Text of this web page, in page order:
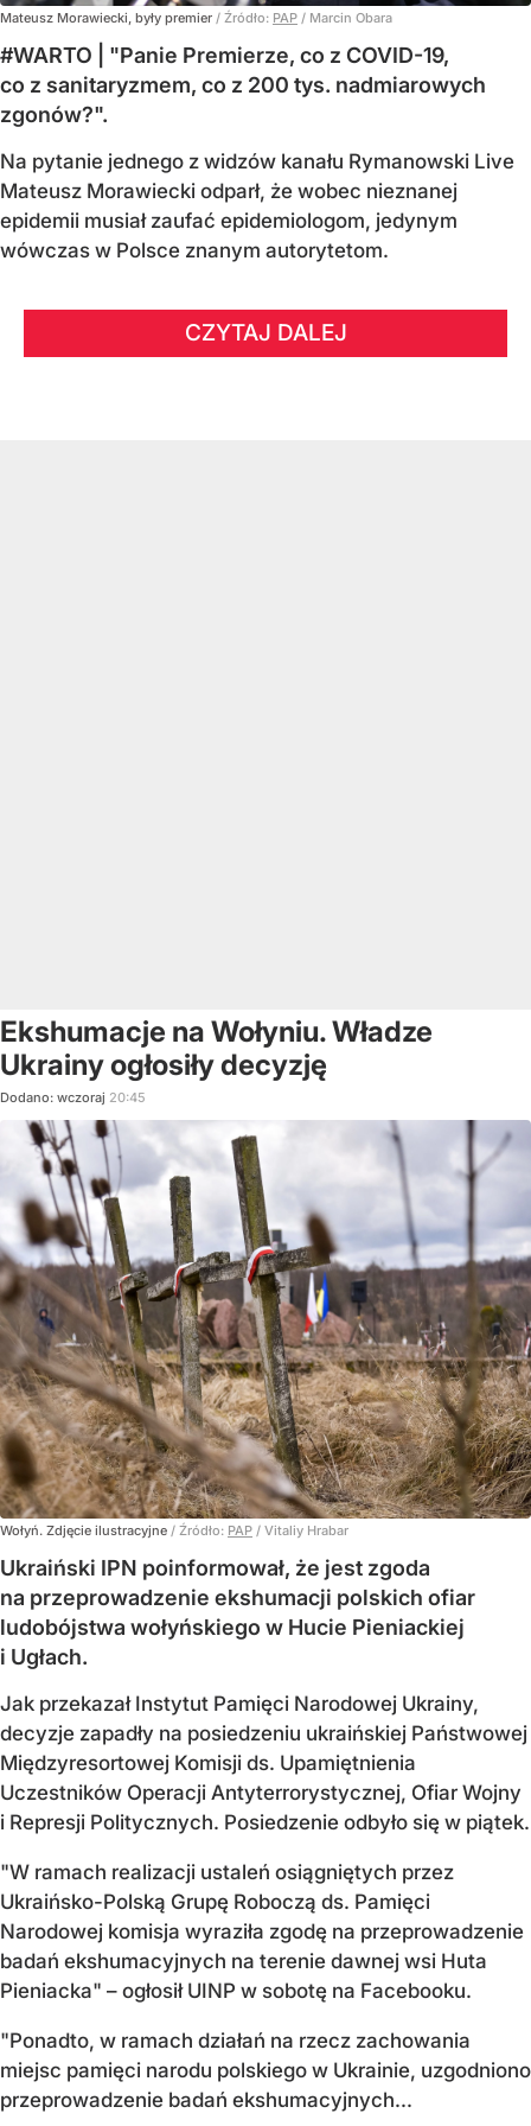
Mateusz Morawiecki, były premier / Źródło: PAP / Marcin Obara
#WARTO | "Panie Premierze, co z COVID-19,
co z sanitaryzmem, co z 200 tys. nadmiarowych
zgonów?".
Na pytanie jednego z widzów kanału Rymanowski Live
Mateusz Morawiecki odparł, że wobec nieznanej
epidemii musiał zaufać epidemiologom, jedynym
wówczas w Polsce znanym autorytetom.
CZYTAJ DALEJ
Ekshumacje na Wołyniu. Władze
Ukrainy ogłosiły decyzję
Dodano: wczoraj 20:45
Wołyń. Zdjęcie ilustracyjne / Źródło: PAP / Vitaliy Hrabar
Ukraiński IPN poinformował, że jest zgoda
na przeprowadzenie ekshumacji polskich ofiar
ludobójstwa wołyńskiego w Hucie Pieniackiej
i Ugłach.
Jak przekazał Instytut Pamięci Narodowej Ukrainy,
decyzje zapadły na posiedzeniu ukraińskiej Państwowej
Międzyresortowej Komisji ds. Upamiętnienia
Uczestników Operacji Antyterrorystycznej, Ofiar Wojny
i Represji Politycznych. Posiedzenie odbyło się w piątek.
"W ramach realizacji ustaleń osiągniętych przez
Ukraińsko-Polską Grupę Roboczą ds. Pamięci
Narodowej komisja wyraziła zgodę na przeprowadzenie
badań ekshumacyjnych na terenie dawnej wsi Huta
Pieniacka" – ogłosił UINP w sobotę na Facebooku.
"Ponadto, w ramach działań na rzecz zachowania
miejsc pamięci narodu polskiego w Ukrainie, uzgodniono
przeprowadzenie badań ekshumacyjnych...